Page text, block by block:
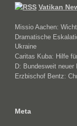
Vatikan
Missio Aachen:
Dramatische
Ukraine
Caritas Kuba: Hilfe
D: Bundesweit
Erzbischof Bentz:
Meta